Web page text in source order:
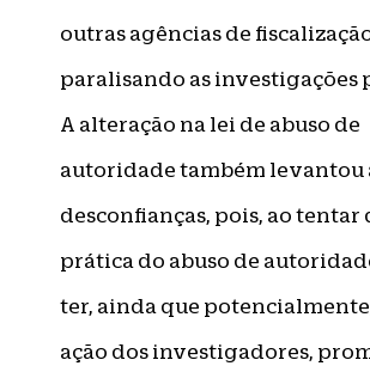
outras agências de
paralisando as investigações
A alteração na lei de abuso de
autoridade também levantou
desconfianças, pois, ao tentar
prática do abuso de
ter, ainda que
ação dos investigadores,